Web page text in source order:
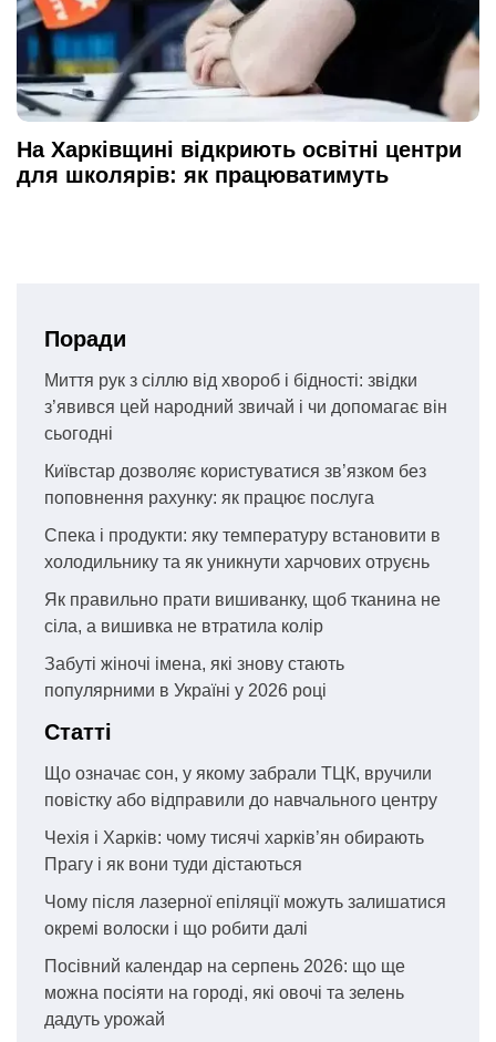
На Харківщині відкриють освітні центри
для школярів: як працюватимуть
Поради
Миття рук з сіллю від хвороб і бідності: звідки
з’явився цей народний звичай і чи допомагає він
сьогодні
Київстар дозволяє користуватися зв’язком без
поповнення рахунку: як працює послуга
Спека і продукти: яку температуру встановити в
холодильнику та як уникнути харчових отруєнь
Як правильно прати вишиванку, щоб тканина не
сіла, а вишивка не втратила колір
Забуті жіночі імена, які знову стають
популярними в Україні у 2026 році
Статті
Що означає сон, у якому забрали ТЦК, вручили
повістку або відправили до навчального центру
Чехія і Харків: чому тисячі харків’ян обирають
Прагу і як вони туди дістаються
Чому після лазерної епіляції можуть залишатися
окремі волоски і що робити далі
Посівний календар на серпень 2026: що ще
можна посіяти на городі, які овочі та зелень
дадуть урожай